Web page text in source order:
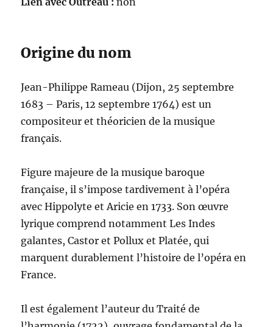
Origine du nom
Jean-Philippe Rameau (Dijon, 25 septembre
1683 – Paris, 12 septembre 1764) est un
compositeur et théoricien de la musique
français.
Figure majeure de la musique baroque
française, il s’impose tardivement à l’opéra
avec Hippolyte et Aricie en 1733. Son œuvre
lyrique comprend notamment Les Indes
galantes, Castor et Pollux et Platée, qui
marquent durablement l’histoire de l’opéra en
France.
Il est également l’auteur du Traité de